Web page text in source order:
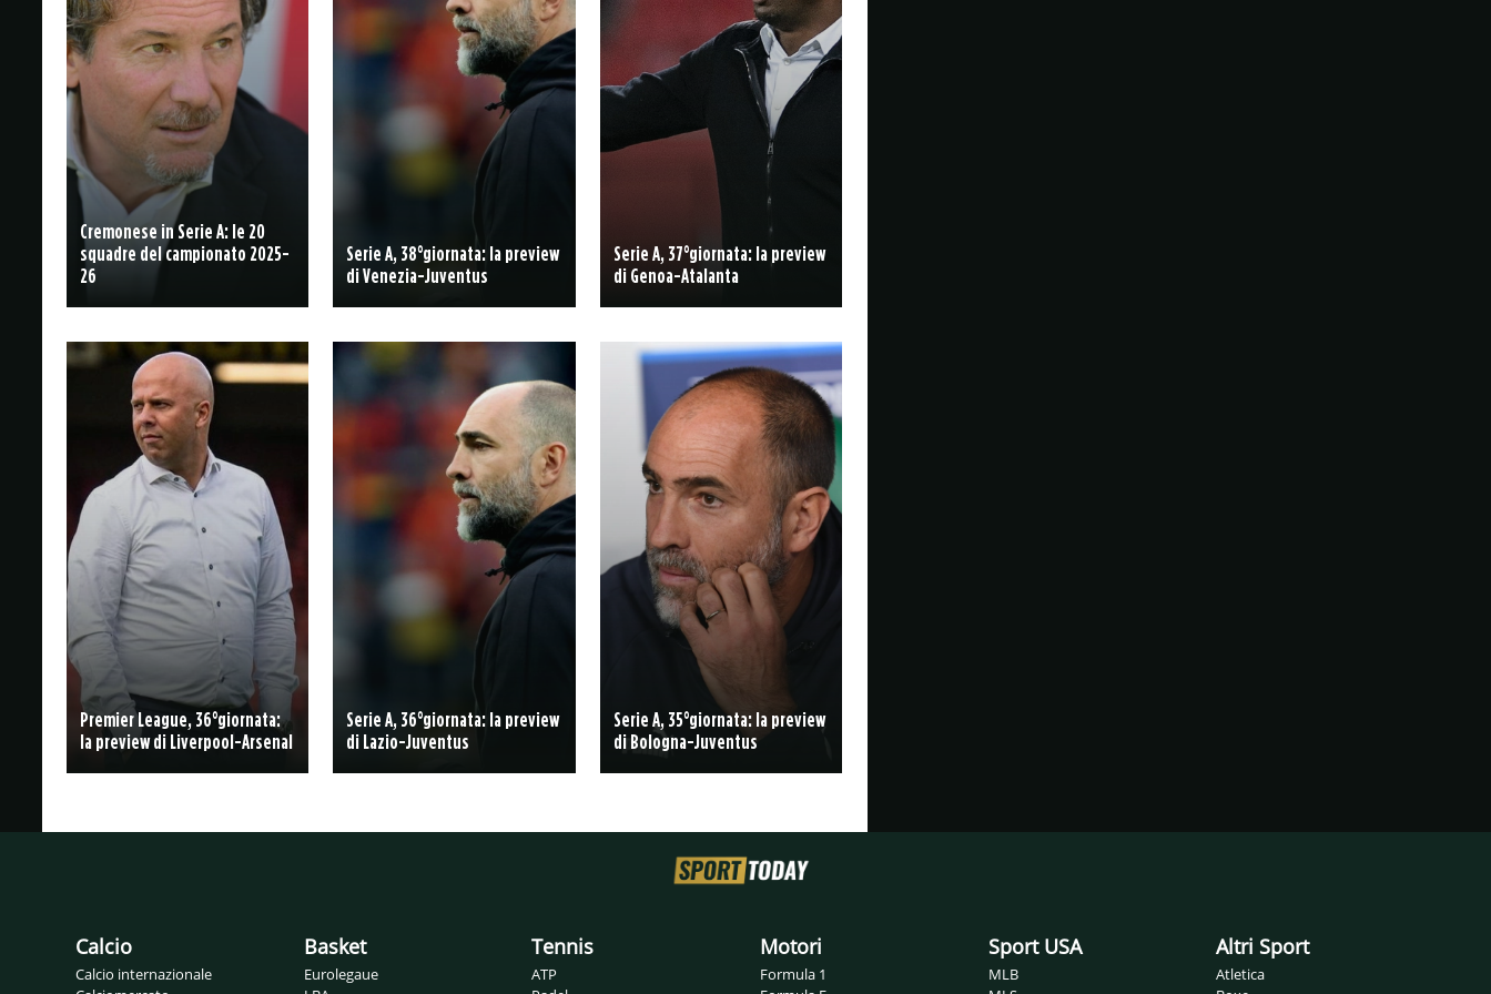
Cremonese in Serie A: le 20
squadre del campionato 2025-
26
Serie A, 38°giornata: la preview
di Venezia-Juventus
Serie A, 37°giornata: la preview
di Genoa-Atalanta
Premier League, 36°giornata:
la preview di Liverpool-Arsenal
Serie A, 36°giornata: la preview
di Lazio-Juventus
Serie A, 35°giornata: la preview
di Bologna-Juventus
Calcio
Calcio internazionale
Basket
Eurolegaue
Tennis
ATP
Motori
Formula 1
Sport USA
MLB
Altri Sport
Atletica